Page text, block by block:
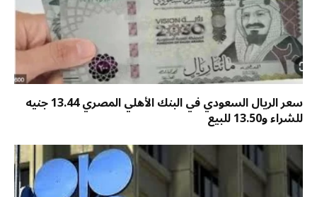
سعر الريال السعودي في البنك الأهلي المصري 13.44 جنيه
للشراء و13.50 للبيع